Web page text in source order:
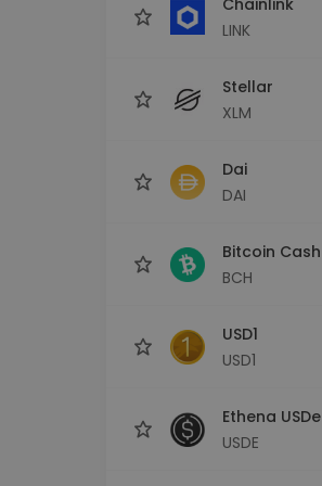
LINK
Stellar
XLM
Dai
DAI
Bitcoin Cash
BCH
USD1
USD1
Ethena USDe
USDE